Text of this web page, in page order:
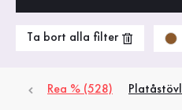
Ta bort alla filter
Rea % (528)